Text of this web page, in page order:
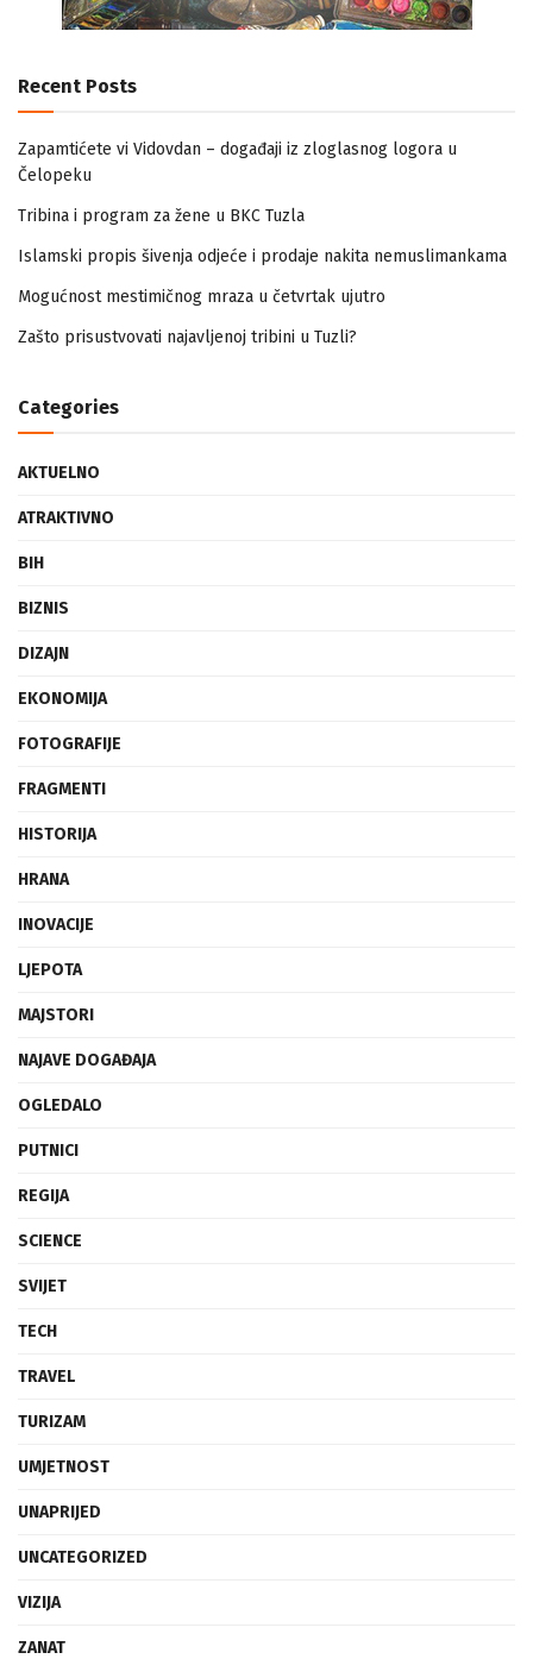
Recent Posts
Zapamtićete vi Vidovdan – događaji iz zloglasnog logora u
Čelopeku
Tribina i program za žene u BKC Tuzla
Islamski propis šivenja odjeće i prodaje nakita nemuslimankama
Mogućnost mestimičnog mraza u četvrtak ujutro
Zašto prisustvovati najavljenoj tribini u Tuzli?
Categories
AKTUELNO
ATRAKTIVNO
BIH
BIZNIS
DIZAJN
EKONOMIJA
FOTOGRAFIJE
FRAGMENTI
HISTORIJA
HRANA
INOVACIJE
LJEPOTA
MAJSTORI
NAJAVE DOGAĐAJA
OGLEDALO
PUTNICI
REGIJA
SCIENCE
SVIJET
TECH
TRAVEL
TURIZAM
UMJETNOST
UNAPRIJED
UNCATEGORIZED
VIZIJA
ZANAT